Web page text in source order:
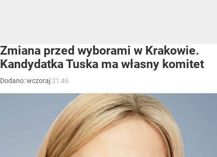
Zmiana przed wyborami w Krakowie.
Kandydatka Tuska ma własny komitet
Dodano:wczoraj 21:46